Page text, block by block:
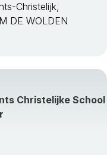
Christelijk,
DE WOLDEN
Christelijke School